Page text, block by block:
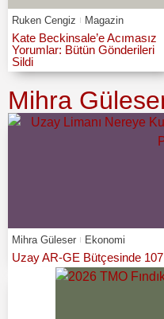
Ruken Cengiz Magazin
Kate Beckinsale’e Acımasız
Yorumlar: Bütün Gönderileri
Sildi
Mihra
Mihra Güleser Ekonomi
Uzay AR-GE Bütçesinde 107